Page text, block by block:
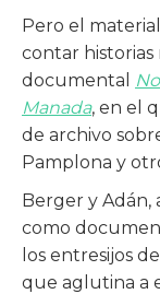
Pero el
contar historias
documental
Manada, en el
de archivo
Pamplona y
Berger y Adán,
como
los entresijos
que aglutina a